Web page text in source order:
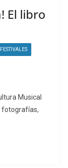
El libro
FESTIVALES
Musical
fotografías,